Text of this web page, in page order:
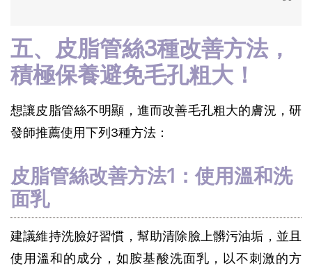
五、皮脂管絲3種改善方法，
積極保養避免毛孔粗大！
想讓皮脂管絲不明顯，進而改善毛孔粗大的膚況，研
發師推薦使用下列3種方法：
皮脂管絲改善方法1：使用溫和洗
面乳
建議維持洗臉好習慣，幫助清除臉上髒污油垢，並且
使用溫和的成分，如胺基酸洗面乳，以不刺激的方